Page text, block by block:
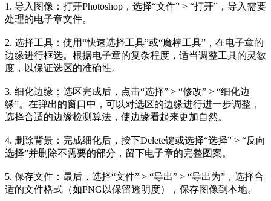
1. 导入图像：打开Photoshop，选择“文件” > “打开”，导入需要
处理的电子章文件。
2. 选择工具：使用“快速选择工具”或“魔棒工具”，在电子章的
边缘进行框选。根据电子章的复杂程度，适当调整工具的灵敏
度，以保证选区的准确性。
3. 细化边缘：选区完成后，点击“选择” > “修改” > “细化边
缘”。在弹出的窗口中，可以对选区的边缘进行进一步调整，
选择合适的边缘检测算法，使边缘看起来更加自然。
4. 删除背景：完成细化后，按下Delete键或选择“选择” > “反向
选择”并删除不需要的部分，留下电子章的完整图案。
5. 保存文件：最后，选择“文件” > “导出” > “导出为”，选择合
适的文件格式（如PNG以保留透明度），保存图像到本地。